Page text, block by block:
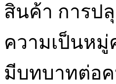
สินค้า การป
ความเป็นห
มีบทบาทต่อ